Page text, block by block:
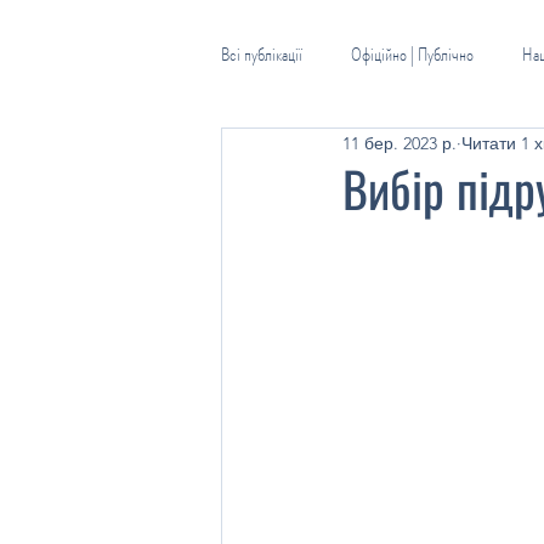
Всі публікації Офіційно | Публічно
Шкільна бібліотека Практичний
Вибір
11 бер. 2023 р. Читати 1